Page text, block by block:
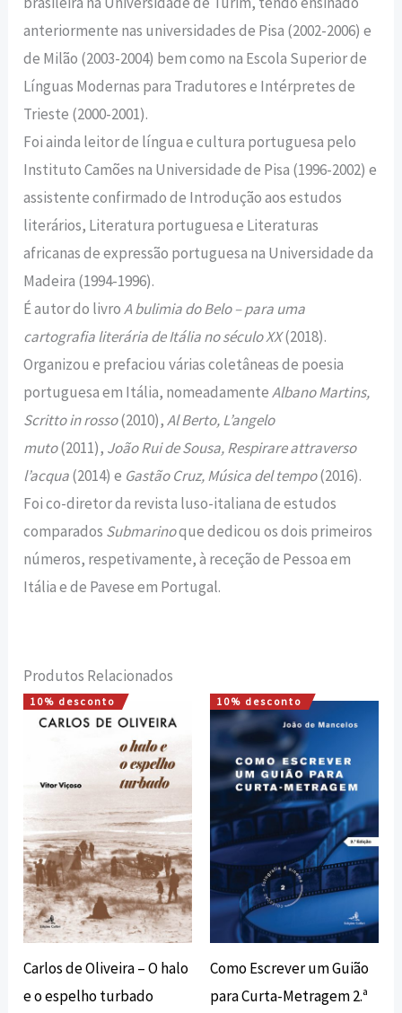
anteriormente nas universidades de Pisa (2002-2006) e
de Milão (2003-2004) bem como na Escola Superior de
Línguas Modernas para Tradutores e Intérpretes de
Trieste (2000-2001).
Foi ainda leitor de língua e cultura portuguesa pelo
Instituto Camões na Universidade de Pisa (1996-2002) e
assistente confirmado de Introdução aos estudos
literários, Literatura portuguesa e Literaturas
africanas de expressão portuguesa na Universidade da
Madeira (1994-1996).
É autor do livroA bulimia do Belo – para uma
cartografia literária de Itália no século XX(2018).
Organizou e prefaciou várias coletâneas de poesia
portuguesa em Itália, nomeadamenteAlbano Martins,
Scritto in rosso(2010),Al Berto, L’angelo
muto(2011), João Rui de Sousa, Respirare attraverso
l’acqua(2014) e Gastão Cruz, Música del tempo(2016).
Foi co-diretor da revista luso-italiana de estudos
comparados Submarinoque dedicou os dois primeiros
números, respetivamente, à receção de Pessoa em
Itália e de Pavese em Portugal.
Produtos Relacionados
10% desconto
Carlos de Oliveira – O halo
e o espelho turbado
O
preço
O
preço
atual
13,50 €.
10% desconto
Como Escrever um Guião
para Curta-Metragem 2.ª
O
preço
original
era:
8,00 €.
O
preço
atual
é:
7,20 €.